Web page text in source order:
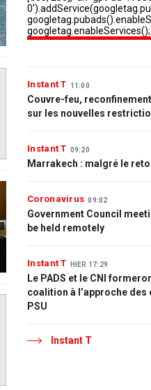
Instant T 11:00
Couvre-feu,
sur les nouvelles
Instant T 09:20
Marrakech : malgré le
Coronavirus 09:02
Government Council
be held remotely
Instant T HIER 17:29
Le PADS et le CNI
coalition à l’approche
PSU
Instant T